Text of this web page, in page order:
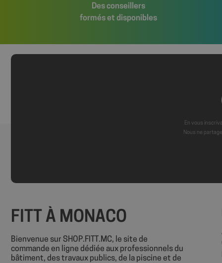
Des conseillers
formés et disponibles
En vous
Nous ne
FITT À MONACO
Bienvenue sur SHOP.FITT.MC, le site de
commande en ligne dédiée aux professionnels du
bâtiment, des travaux publics, de la piscine et de
PHPSESSID
sbjs_session
Politique de